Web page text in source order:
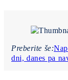
Preberite še:
dni, danes pa